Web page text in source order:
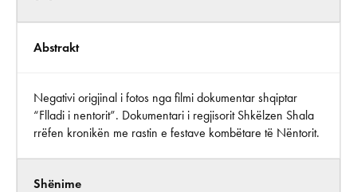
Abstrakt
Negativi origjinal i fotos nga filmi dokumentar shqiptar
“Flladi i nentorit”. Dokumentari i regjisorit Shkëlzen Shala
rrëfen kronikën me rastin e festave kombëtare të Nëntorit.
Shënime